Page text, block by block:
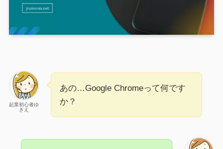
起業初心者ゆ
きえ
あの…Google Chromeって何です
か？